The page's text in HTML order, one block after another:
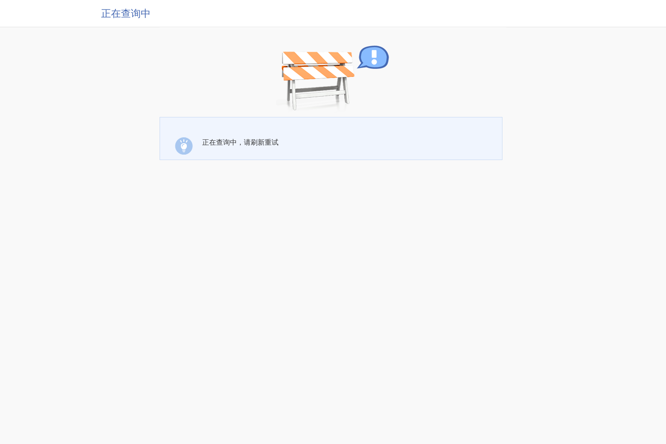
正在查询中
正在查询中，请刷新重试